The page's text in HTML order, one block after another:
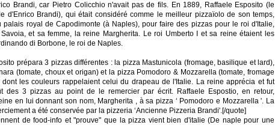
Brandi, car Pietro Colicchio n'avait pas de fils. En 1889, Raffaele Esposito (le
d'Enrico Brandi), qui était considéré comme le meilleur pizzaïolo de son temps,
palais royal de Capodimonte (à Naples), pour faire des pizzas pour le roi d'Italie,
et sa femme, la reine Margherita. Le roi Umberto I et sa reine étaient les
di Borbone, le roi de Naples.
prépara 3 pizzas différentes : la pizza Mastunicola (fromage, basilique et lard),
(tomate, choux et origan) et la pizza Pomodoro & Mozzarella (tomate, fromage
dont les couleurs rappelaient celui du drapeau de l'Italie. La reine apprécia et fut
des 3 pizzas au point de le remercier par écrit. Raffaele Espostio, en retour,
en lui donnant son nom, Margherita , à sa pizza ‘ Pomodoro e Mozzarella '. La
a été conservée par la pizzeria ‘Ancienne Pizzeria Brandi'.[/quote]
de food-info et "prouve" que la pizza vient bien d'italie (De naple pour une